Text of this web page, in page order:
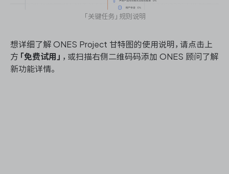
「关键任务」规则说明
想详细了解 ONES Project 甘特图的使用说明，请点击上
方 「免费试用」 ，或扫描右侧二维码码添加 ONES 顾问了解
新功能详情。